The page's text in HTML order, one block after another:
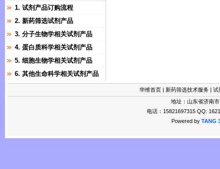
1. 试剂产品订购流程
2. 新药筛选试剂产品
3. 分子生物学相关试剂产品
4. 蛋白质科学相关试剂产品
5. 细胞生物学相关试剂产品
6. 其他生命科学相关试剂产品
华维首页 | 新药筛选技术服务 | 试
地址：山东省济南
电话：15821697315 QQ:
Powered by TANG